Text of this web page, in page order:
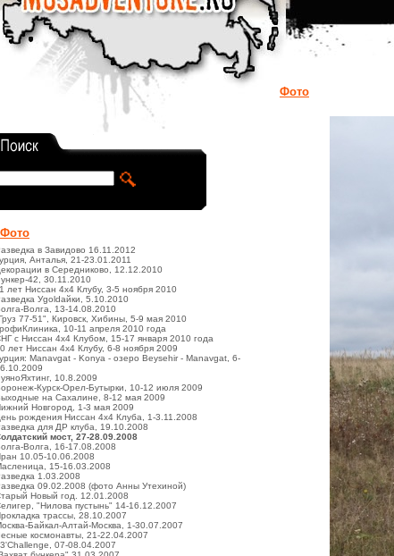
Фото
в Завидово 16.11.2012
Анталья, 21-23.01.2011
в Середниково, 12.12.2010
42, 30.11.2010
лет Ниссан 4х4 Клубу, 3-5 ноября 2010
Уgoldайки, 5.10.2010
Волга, 13-14.08.2010
77-51", Кировск, Хибины, 5-9 мая 2010
10-11 апреля 2010 года
с Ниссан 4х4 Клубом, 15-17 января 2010 года
лет Ниссан 4х4 Клубу, 6-8 ноября 2009
Manavgat - Konya - озеро Beysehir - Manavgat, 6-
10.8.2009
Курск-Орел-Бутырки, 10-12 июля 2009
на Сахалине, 8-12 мая 2009
Новгород, 1-3 мая 2009
рождения Ниссан 4х4 Клуба, 1-3.11.2008
для ДР клуба, 19.10.2008
мост, 27-28.09.2008
Волга, 16-17.08.2008
10.05-10.06.2008
15-16.03.2008
1.03.2008
09.02.2008 (фото Анны Утехиной)
Новый год. 12.01.2008
"Нилова пустынь" 14-16.12.2007
трассы, 28.10.2007
Байкал-Алтай-Москва, 1-30.07.2007
космонавты, 21-22.04.2007
07-08.04.2007
Фото